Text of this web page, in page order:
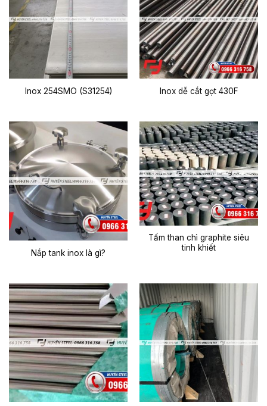
Inox 254SMO (S31254) Inox dễ cắt gọt 430F
Nắp tank inox là gì?
Tấm than chì graphite siêu
tinh khiết